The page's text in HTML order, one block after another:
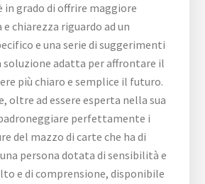
in grado di offrire maggiore
chiarezza riguardo ad un
e una serie di suggerimenti
adatta per affrontare il
più chiaro e semplice il futuro.
oltre ad essere esperta nella sua
perfettamente i
del mazzo di carte che ha di
persona dotata di sensibilità e
e di comprensione, disponibile